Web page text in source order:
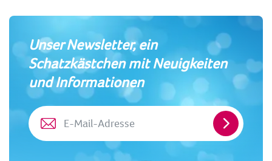
Unser Newsletter, ein
Schatzkästchen mit Neuigkeiten
und Informationen
E-
Mail-